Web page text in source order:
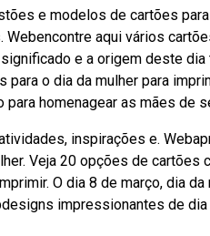
e modelos de cartões
Webencontre aqui vários
e a origem deste
o dia da mulher para
homenagear as mães de
inspirações e.
Veja 20 opções de
O dia 8 de março, dia
impressionantes de